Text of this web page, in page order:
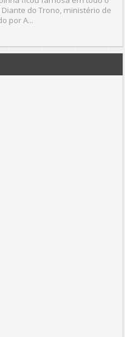
do Trono, ministério de
por A...